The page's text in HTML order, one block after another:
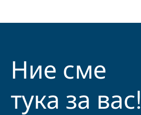
Ние сме
тука за вас!